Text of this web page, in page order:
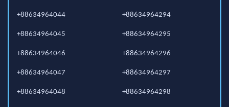
+88634964044
+88634964045
+88634964046
+88634964047
+88634964048
+88634964294
+88634964295
+88634964296
+88634964297
+88634964298